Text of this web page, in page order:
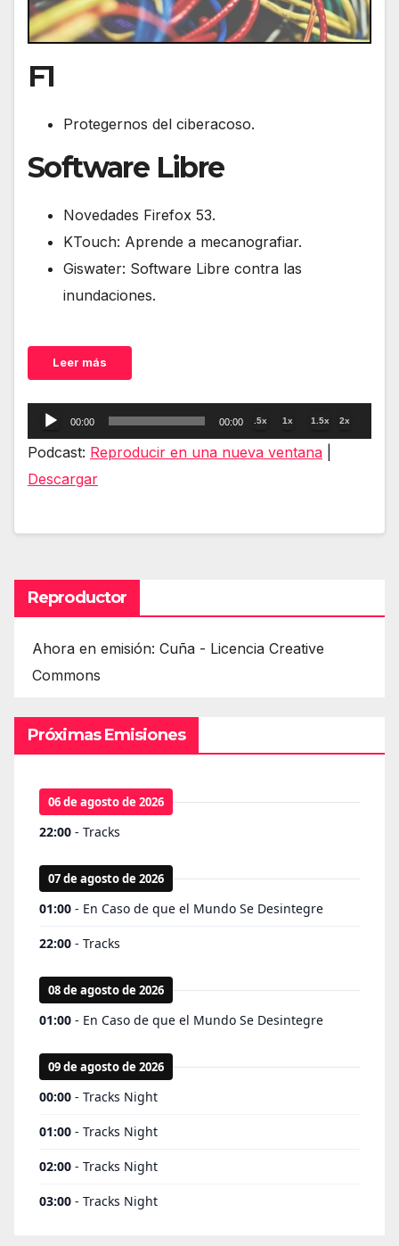
F1
Protegernos del ciberacoso.
Software Libre
Novedades Firefox 53.
KTouch: Aprende a mecanografiar.
Giswater: Software Libre contra las
inundaciones.
Leer más
Reproductor
de
00:00 00:00 .5x 1x 1.5x 2x
Podcast: Reproducir en una nueva ventana
Descargar
Reproductor
Ahora en emisión: Cuña - Licencia Creative
Commons
Próximas Emisiones